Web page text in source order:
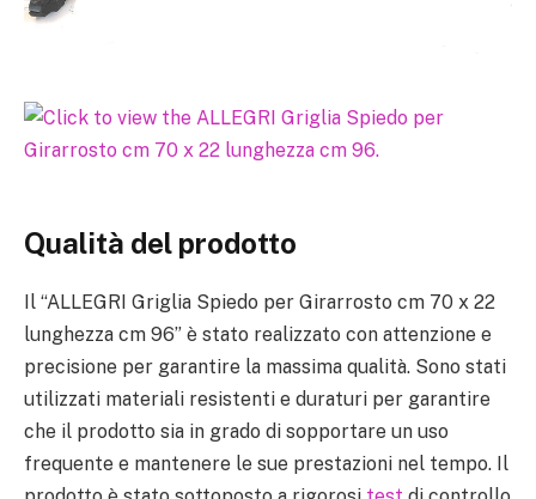
Qualità del prodotto
Il “ALLEGRI Griglia Spiedo per Girarrosto cm 70 x 22
lunghezza cm 96” è stato realizzato con attenzione e
precisione per garantire la massima qualità. Sono stati
utilizzati materiali resistenti e duraturi per garantire
che il prodotto sia in grado di sopportare un uso
frequente e mantenere le sue prestazioni nel tempo. Il